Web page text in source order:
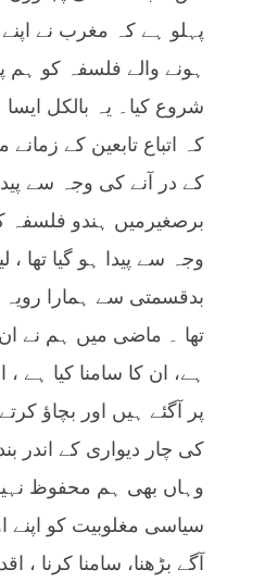
پہلو ہے کہ مغرب نے
ہونے والے فلسفہ کو ہم
شروع کیا۔ یہ بالکل
کہ اتباع تابعین کے زمانے
کے در آنے کی وجہ سے پیدا
برصغیرمیں ہندو فلسفہ
وجہ سے پیدا ہو گیا تھا
بدقسمتی سے ہمارا
ہے، ان کا سامنا کیا ہے
پر آگئے ہیں اور بچاؤ
کی چار دیواری کے اندر
وہاں بھی ہم محفوظ
سیاسی مغلوبیت کو اپنے
آگے بڑھنا، سامنا کرنا ،